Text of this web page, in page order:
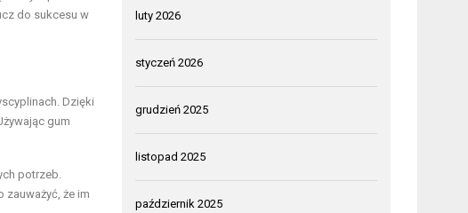
do sukcesu w
Dzięki
gum
potrzeb.
że im
luty 2026
styczeń 2026
grudzień 2025
listopad 2025
październik 2025